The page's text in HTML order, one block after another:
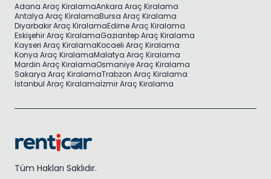
Adana Araç KiralamaAnkara Araç Kiralama
Antalya Araç KiralamaBursa Araç Kiralama
Diyarbakır Araç KiralamaEdirne Araç Kiralama
Eskişehir Araç KiralamaGaziantep Araç Kiralama
Kayseri Araç KiralamaKocaeli Araç Kiralama
Konya Araç KiralamaMalatya Araç Kiralama
Mardin Araç KiralamaOsmaniye Araç Kiralama
Sakarya Araç KiralamaTrabzon Araç Kiralama
İstanbul Araç Kiralamaİzmir Araç Kiralama
Tüm Hakları Saklıdır.